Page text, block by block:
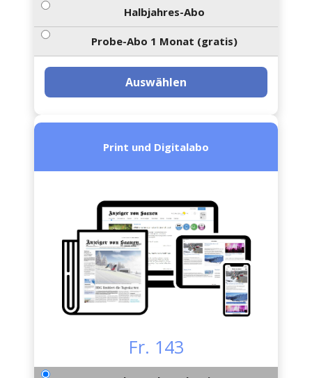
Halbjahres-Abo
Probe-Abo 1 Monat (gratis)
Auswählen
Print und Digitalabo
Fr. 143